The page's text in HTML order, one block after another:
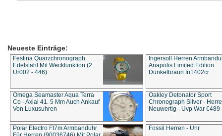
Neueste Einträge:
Festina Quarzchronograph
Edelstahl Mit Weckfunktion (2.
Ur002 - 446)
Ingersoll Herren
Anapolis Limited Edition
Dunkelbraun In1402cr
Omega Seamaster Aqua Terra
Co - Axial 41. 5 Mm Auch Ankauf
Von Luxusuhren
Oakley Detonator Sport
Chronograph Silver -
Neuwertig - Uvp War €489
Polar Electro Ft7m Armbanduhr
Fossil Herren - Uhr